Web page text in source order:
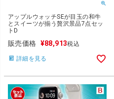
アップルウォッチSEが目玉の和牛
とスイーツが揃う贅沢景品7点セッ
トD
販売価格 ¥88,913税込
詳細を見る